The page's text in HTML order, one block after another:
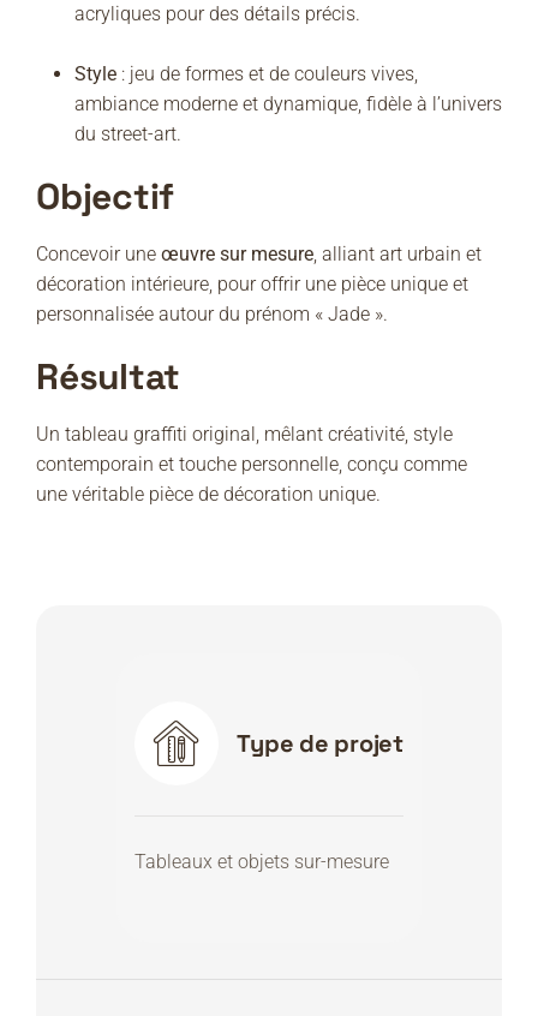
acryliques pour des détails précis.
Style : jeu de formes et de couleurs vives,
ambiance moderne et dynamique, fidèle à l’univers
du street-art.
Objectif
Concevoir une œuvre sur mesure, alliant art urbain et
décoration intérieure, pour offrir une pièce unique et
personnalisée autour du prénom « Jade ».
Résultat
Un tableau graffiti original, mêlant créativité, style
contemporain et touche personnelle, conçu comme
une véritable pièce de décoration unique.
Type de projet
Tableaux et objets sur-mesure